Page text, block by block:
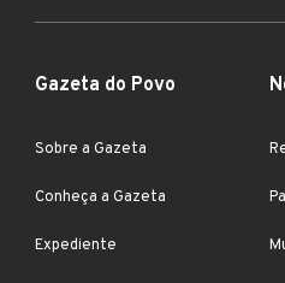
Gazeta do Povo
Sobre a Gazeta
Conheça a Gazeta
Expediente